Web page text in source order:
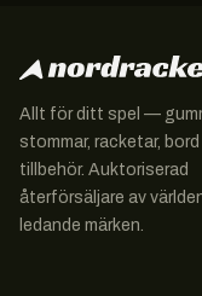
Allt för ditt spel —
stommar, racketar,
tillbehör. Auktoriserad
återförsäljare av
ledande märken.